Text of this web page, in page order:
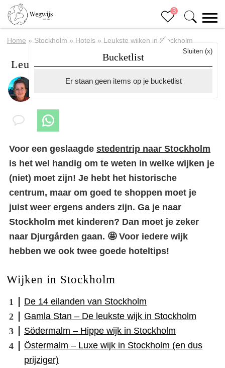
3
Bucketlist
Sluiten (x)
Er staan geen items op je bucketlist
Home » Stockholm » Hotels » Leukste wijken in Stockholm
Leukste wijken in Stockholm
Voor een geslaagde stedentrip naar Stockholm
is het wel handig om te weten in welke wijken je
(niet) moet zijn! Je hebt het historische
centrum, maar om goed te shoppen moet je
juist weer ergens anders zijn. Ga je naar
Stockholm met kinderen? Dan moet je zeker
naar Djurgården gaan. 🤩 Voor iedere wijk
hebben we ook twee goede hoteltips!
Wijken in Stockholm
De 14 eilanden van Stockholm
Gamla Stan – De leukste wijk in Stockholm
Södermalm – Hippe wijk in Stockholm
Östermalm – Luxe wijk in Stockholm (en dus
prijziger)